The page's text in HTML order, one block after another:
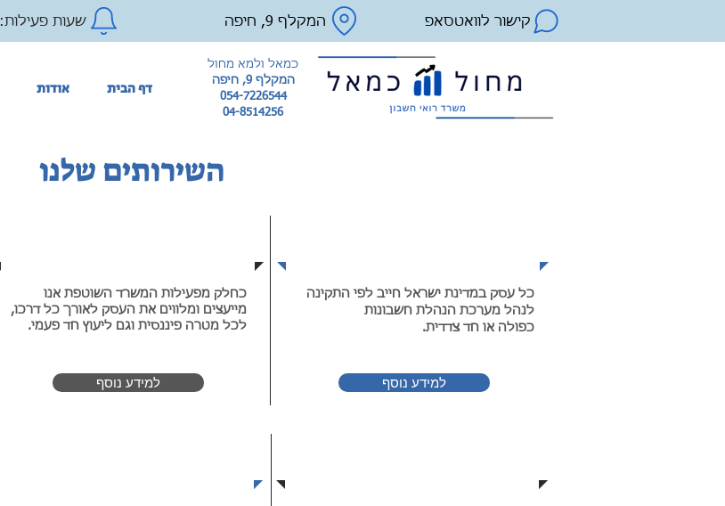
שעות פעילות: 7:00 - 16:00 המקלף 9, חיפה קישור לוואטסאפ
דף הבית אודות
כמאל ולמא מחול
המקלף 9, חיפה
054-7226544
04-8514256
השירותים שלנו
כחלק מפעילות המשרד השוטפת אנו
מייעצים ומלווים את העסק לאורך כל דרכו,
לכל מטרה פיננסית וגם ליעוץ חד פעמי.
למידע נוסף
כל עסק במדינת ישראל חייב לפי התקינה
לנהל מערכת הנהלת חשבונות
.כפולה או חד צדדית
למידע נוסף